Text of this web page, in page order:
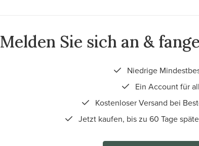
Melden Sie sich an &
Niedrige
Ein Account für
Kostenloser Versand bei
Jetzt kaufen, bis zu 60 Tage